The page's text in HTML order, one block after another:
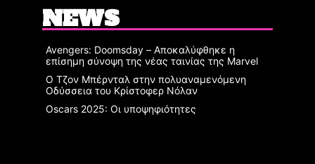
NEWS
Avengers: Doomsday – Αποκαλύφθηκε η
επίσημη σύνοψη της νέας ταινίας της Marvel
Ο Τζον Μπέρνταλ στην πολυαναμενόμενη
Οδύσσεια του Κρίστοφερ Νόλαν
Oscars 2025: Οι υποψηφιότητες